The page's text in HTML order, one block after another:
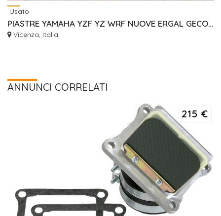
Usato
PIASTRE YAMAHA YZF YZ WRF NUOVE ERGAL GECO RISER
Vicenza, Italia
ANNUNCI CORRELATI
215 €